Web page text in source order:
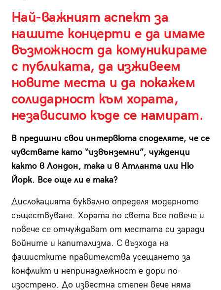
Най-важният аспект за
нашите концерти е да имаме
възможност да комуникираме
с публиката, да изживеем
новите места и да покажем
солидарност към хората,
независимо къде се намират.
В предишни свои интервюта споделяте, че се
чувствате като “извънземни”, чужденци
както в Лондон, така и в Атланта или Ню
Йорк. Все още ли е така?
Дислокацията буквално определя модерното
съществуване. Хората по света все повече и
повече се отчуждават от местата си заради
войните и капитализма. С възхода на
фашистките правителства усещането за
конфликт и непринадлежност е дори по-
изострено. До известна степен вече няма